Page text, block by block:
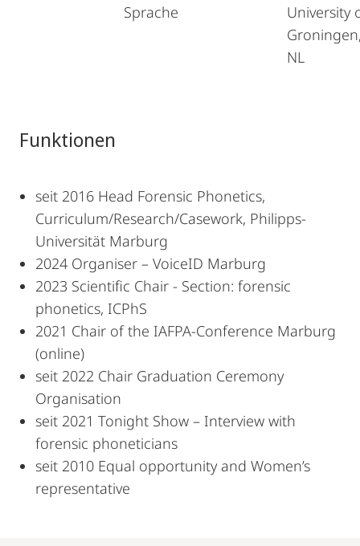
Sprache
University
NL
Funktionen
seit 2016 Head Forensic Phonetics,
Curriculum/Research/Casework, Philipps-
Universität Marburg
2024 Organiser – VoiceID Marburg
2023 Scientific Chair - Section: forensic
phonetics, ICPhS
2021 Chair of the IAFPA-Conference Marburg
(online)
seit 2022 Chair Graduation Ceremony
Organisation
seit 2021 Tonight Show – Interview with
forensic phoneticians
seit 2010 Equal opportunity and Women’s
representative